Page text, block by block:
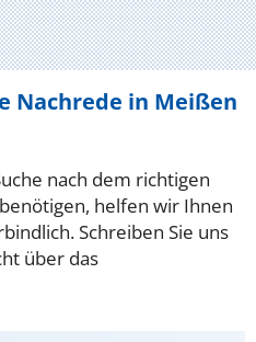
Nachrede in Meißen
nach dem richtigen
helfen wir Ihnen
Schreiben Sie uns
über das